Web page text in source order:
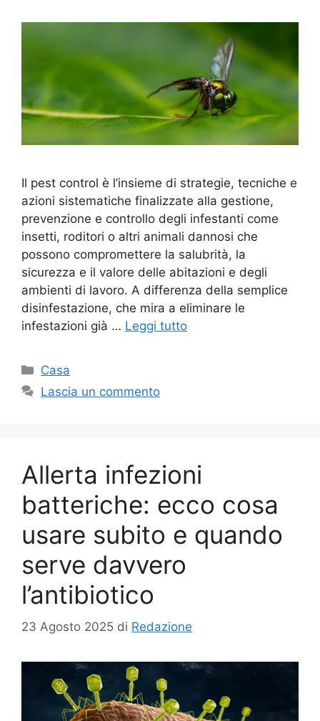
Il pest control è l’insieme di strategie, tecniche e
azioni sistematiche finalizzate alla gestione,
prevenzione e controllo degli infestanti come
insetti, roditori o altri animali dannosi che
possono compromettere la salubrità, la
sicurezza e il valore delle abitazioni e degli
ambienti di lavoro. A differenza della semplice
disinfestazione, che mira a eliminare le
infestazioni già … Leggi tutto
Categorie
Casa
Lascia un commento
Allerta infezioni
batteriche: ecco cosa
usare subito e quando
serve davvero
l’antibiotico
23 Agosto 2025 di Redazione